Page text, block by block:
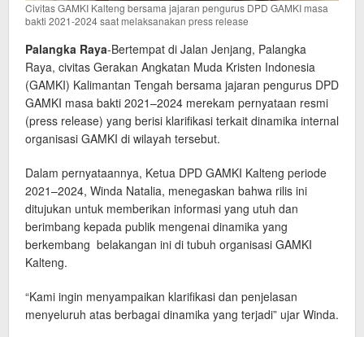
Civitas GAMKI Kalteng bersama jajaran pengurus DPD GAMKI masa
bakti 2021-2024 saat melaksanakan press release
‎Palangka Raya-Bertempat di Jalan Jenjang, Palangka
Raya, civitas Gerakan Angkatan Muda Kristen Indonesia
(GAMKI) Kalimantan Tengah bersama jajaran pengurus DPD
GAMKI masa bakti 2021–2024 merekam pernyataan resmi
(press release) yang berisi klarifikasi terkait dinamika internal
organisasi GAMKI di wilayah tersebut.
‎Dalam pernyataannya, Ketua DPD GAMKI Kalteng periode
2021–2024, Winda Natalia, menegaskan bahwa rilis ini
ditujukan untuk memberikan informasi yang utuh dan
berimbang kepada publik mengenai dinamika yang
berkembang belakangan ini di tubuh organisasi GAMKI
Kalteng.
‎“Kami ingin menyampaikan klarifikasi dan penjelasan
menyeluruh atas berbagai dinamika yang terjadi” ujar Winda.